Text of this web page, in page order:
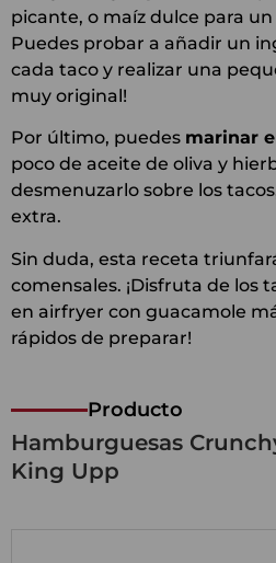
picante, o maíz dulce para
Puedes probar a añadir un
cada taco y realizar una
muy original!
Por último, puedes marinar
poco de aceite de oliva y
desmenuzarlo sobre los
extra.
Sin duda, esta receta
comensales. ¡Disfruta de los
en airfryer con guacamole
rápidos de preparar!
Producto
Hamburguesas
King Upp